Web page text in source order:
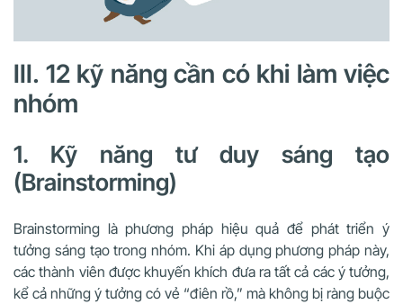
III. 12 kỹ năng cần có khi làm việc
nhóm
1. Kỹ năng tư duy sáng tạo
(Brainstorming)
Brainstorming là phương pháp hiệu quả để phát triển ý
tưởng sáng tạo trong nhóm. Khi áp dụng phương pháp này,
các thành viên được khuyến khích đưa ra tất cả các ý tưởng,
kể cả những ý tưởng có vẻ “điên rồ,” mà không bị ràng buộc